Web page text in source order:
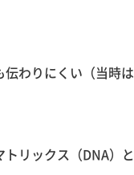
わりにくい（当時は
リックス（DNA）と